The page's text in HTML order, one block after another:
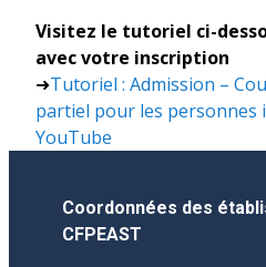
Visitez le tutoriel ci-
avec votre inscription
➜Tutoriel : Admission –
partiel pour les personnes
YouTube
Coordonnées des
CFPEAST